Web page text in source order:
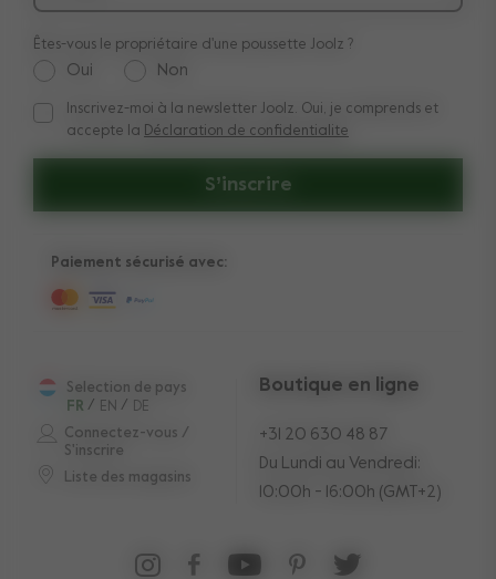
S’inscrire
Êtes-vous le propriétaire d'une poussette Joolz ?
Oui Non
Inscrivez-moi à la newsletter Joolz. Oui, je comprends et
Inscrivez-moi à la newsletter Joolz. Oui, je comprends et
accepte la Déclaration de confidentialite
Connectez-vous /
S'inscrire
Liste des magasins
Selection de pays
EN
/
FR / DE
Boutique en ligne
+31 20 630 48 87
Du Lundi au Vendredi:
10:00h - 16:00h (GMT+2)
Paiement sécurisé avec: